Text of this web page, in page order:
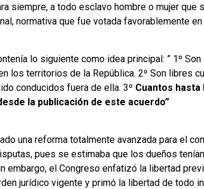
siempre, a todo esclavo hombre o mujer que
normativa que fue votada favorablemente
lo siguiente como idea principal: ” 1º
los territorios de la República. 2º Son libres
conducidos fuera de ella. 3º Cuantos hasta
la publicación de este acuerdo”
una reforma totalmente avanzada para el
pues se estimaba que los dueños
embargo, el Congreso enfatizó la libertad
jurídico vigente y primó la libertad de todo